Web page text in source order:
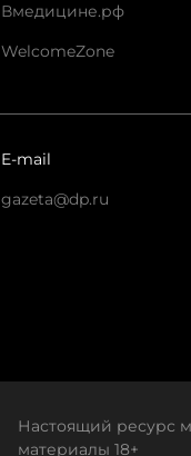
Вмедицине.рф
WelcomeZone
E-mail
gazeta@dp.ru
Настоящий ресурс
материалы 18+